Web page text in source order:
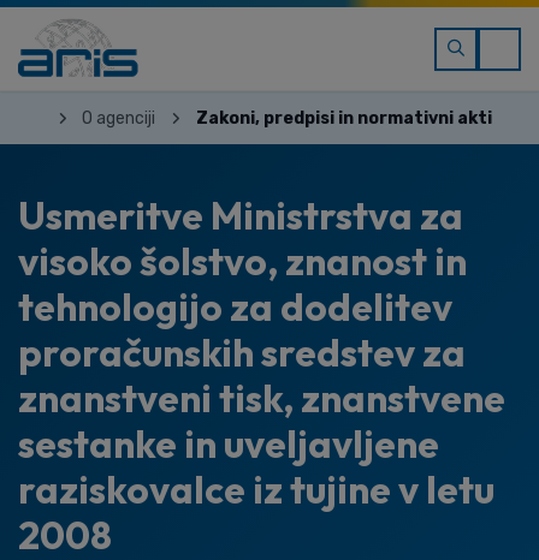
O agenciji Zakoni, predpisi in normativni akti
Usmeritve Ministrstva za
visoko šolstvo, znanost in
tehnologijo za dodelitev
proračunskih sredstev za
znanstveni tisk, znanstvene
sestanke in uveljavljene
raziskovalce iz tujine v letu
2008